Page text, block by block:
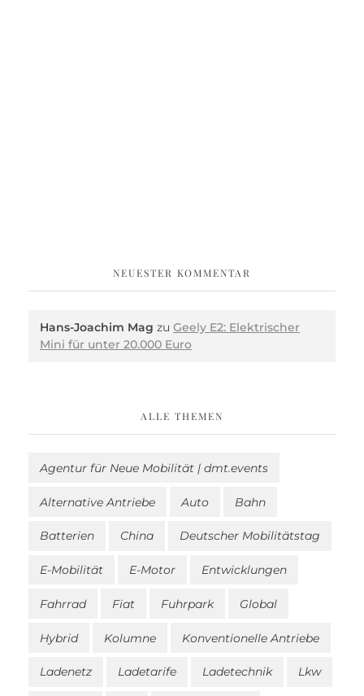
NEUESTER KOMMENTAR
Hans-Joachim Mag zu Geely E2: Elektrischer
Mini für unter 20.000 Euro
ALLE THEMEN
Agentur für Neue Mobilität | dmt.events
Alternative Antriebe Auto Bahn
Batterien China Deutscher Mobilitätstag
E-Mobilität E-Motor Entwicklungen
Fahrrad Fiat Fuhrpark Global
Hybrid Kolumne Konventionelle Antriebe
Ladenetz Ladetarife Ladetechnik Lkw